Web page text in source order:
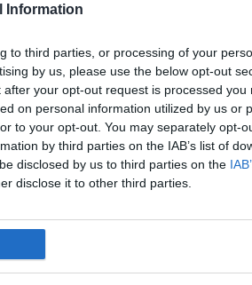
Information
to third parties, or processing of your
by us, please use the below opt-out
your opt-out request is processed you
on personal information utilized by us or
to your opt-out. You may separately opt-
by third parties on the IAB’s list of
disclosed by us to third parties on the
disclose it to other third parties.